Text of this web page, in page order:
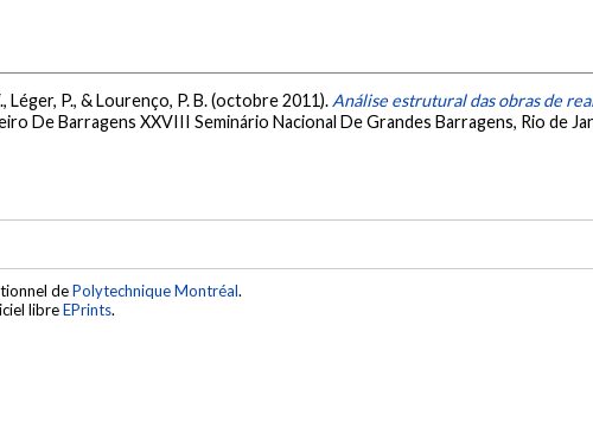
Léger, P., & Lourenço, P. B. (octobre 2011). Análise estrutural das obras de
De Barragens XXVIII Seminário Nacional De Grandes Barragens, Rio de
dePolytechnique Montréal.
libreEPrints.